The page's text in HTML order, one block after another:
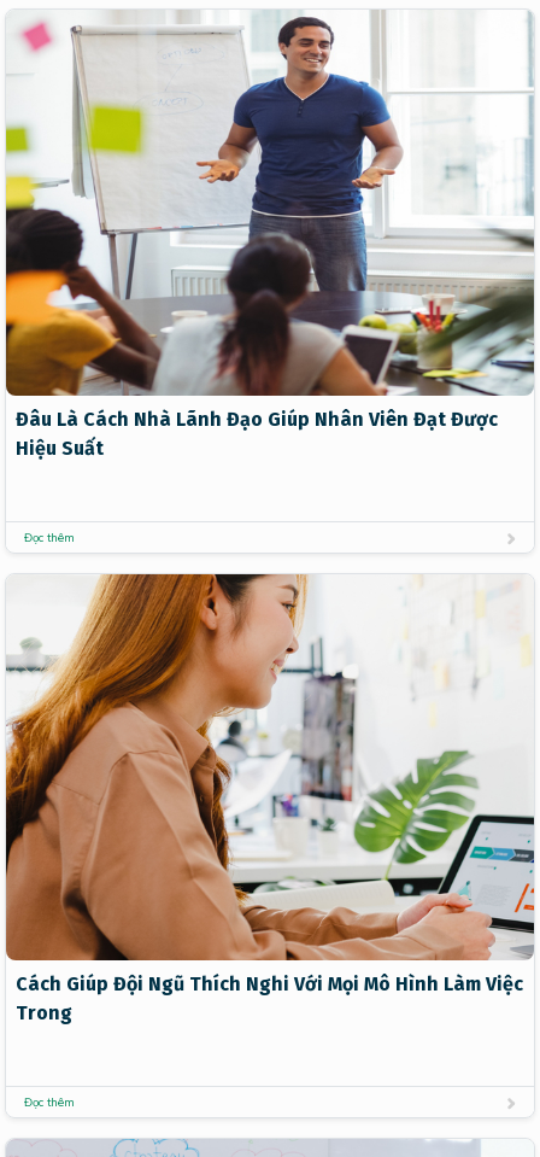
Đâu Là Cách Nhà Lãnh Đạo Giúp Nhân Viên Đạt Được
Hiệu Suất
Đọc thêm
Cách Giúp Đội Ngũ Thích Nghi Với Mọi Mô Hình Làm Việc
Trong
Đọc thêm